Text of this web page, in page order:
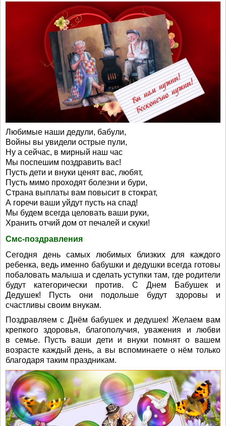
Любимые наши дедули, бабули,
Войны вы увидели острые пули,
Ну а сейчас, в мирный наш час
Мы поспешим поздравить вас!
Пусть дети и внуки ценят вас, любят,
Пусть мимо проходят болезни и бури,
Страна выплаты вам повысит в стократ,
А горечи ваши уйдут пусть на спад!
Мы будем всегда целовать ваши руки,
Хранить отчий дом от печалей и скуки!
Смс-поздравления
Сегодня день самых любимых близких для каждого
ребенка, ведь именно бабушки и дедушки всегда готовы
побаловать малыша и сделать уступки там, где родители
будут категорически против. С Днем Бабушек и
Дедушек! Пусть они подольше будут здоровы и
счастливы своим внукам.
Поздравляем с Днём бабушек и дедушек! Желаем вам
крепкого здоровья, благополучия, уважения и любви
в семье. Пусть ваши дети и внуки помнят о вашем
возрасте каждый день, а вы вспоминаете о нём только
благодаря таким праздникам.